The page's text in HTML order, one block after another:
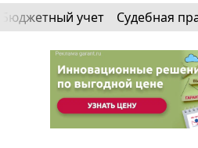
Бюджетный учет Судебная